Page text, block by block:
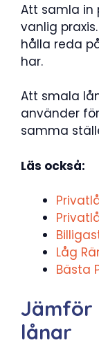
Att samla in
vanlig
hålla reda
har.
Att smala
använder
samma
Läs också:
Låg
Bästa
Jämför
lånar